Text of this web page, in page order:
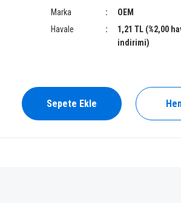
Marka
OEM
Havale
1,21 TL (%2,00
indirimi)
Sepete Ekle